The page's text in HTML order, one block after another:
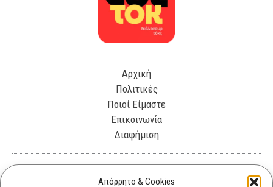
Απόρρητο & Cookies
Αρχική
Πολιτικές
Ποιοί Είμαστε
Επικοινωνία
Διαφήμιση
Λεωφόρος Θησέως 330. Καλλιθέα, 17675